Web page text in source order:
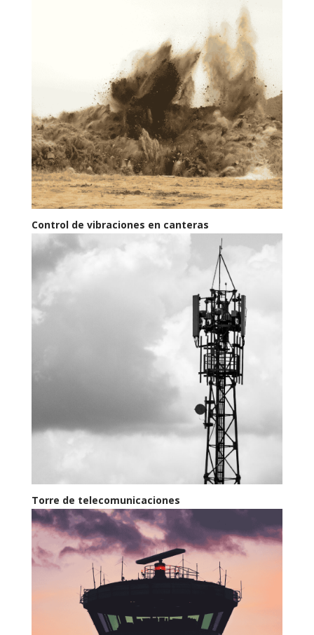
Control de vibraciones en canteras
Torre de telecomunicaciones